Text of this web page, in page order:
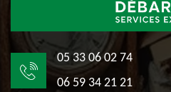
05 33 06 02 74
06 59 34 21 21